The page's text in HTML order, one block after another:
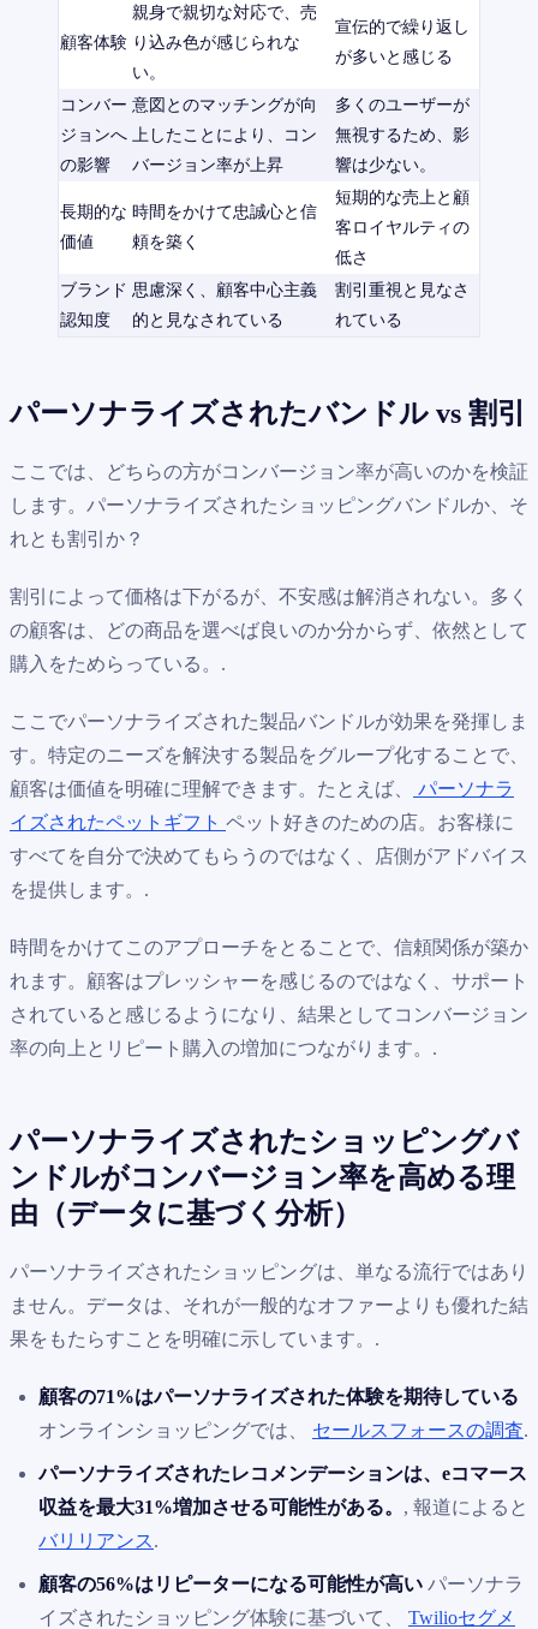
顧客体験
親身で親切な対応で、売
り込み色が感じられな
い。
宣伝的で繰り返し
が多いと感じる
コンバー
ジョンへ
の影響
意図とのマッチングが向
上したことにより、コン
バージョン率が上昇
多くのユーザーが
無視するため、影
響は少ない。
長期的な
価値
時間をかけて忠誠心と信
頼を築く
短期的な売上と顧
客ロイヤルティの
低さ
ブランド
認知度
思慮深く、顧客中心主義
的と見なされている
割引重視と見なさ
れている
パーソナライズされたバンドル vs 割引
ここでは、どちらの方がコンバージョン率が高いのかを検証
します。パーソナライズされたショッピングバンドルか、そ
れとも割引か？
割引によって価格は下がるが、不安感は解消されない。多く
の顧客は、どの商品を選べば良いのか分からず、依然として
購入をためらっている。.
ここでパーソナライズされた製品バンドルが効果を発揮しま
す。特定のニーズを解決する製品をグループ化することで、
顧客は価値を明確に理解できます。たとえば、
パーソナラ
イズされたペットギフト ペット好きのための店。お客様に
すべてを自分で決めてもらうのではなく、店側がアドバイス
を提供します。.
時間をかけてこのアプローチをとることで、信頼関係が築か
れます。顧客はプレッシャーを感じるのではなく、サポート
されていると感じるようになり、結果としてコンバージョン
率の向上とリピート購入の増加につながります。.
パーソナライズされたショッピングバ
ンドルがコンバージョン率を高める理
由（データに基づく分析）
パーソナライズされたショッピングは、単なる流行ではあり
ません。データは、それが一般的なオファーよりも優れた結
果をもたらすことを明確に示しています。.
顧客の71%はパーソナライズされた体験を期待している
オンラインショッピングでは、 セールスフォースの調査.
パーソナライズされたレコメンデーションは、eコマース
収益を最大31%増加させる可能性がある。 , 報道によると
バリリアンス.
顧客の56%はリピーターになる可能性が高い パーソナラ
イズされたショッピング体験に基づいて、 Twilioセグメ